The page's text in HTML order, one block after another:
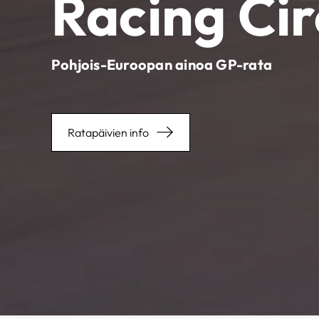
Racing
Pohjois-Euroopan ainoa GP-rata
Ratapäivien info